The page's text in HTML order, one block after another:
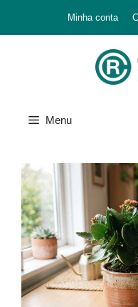
Minha conta
Menu